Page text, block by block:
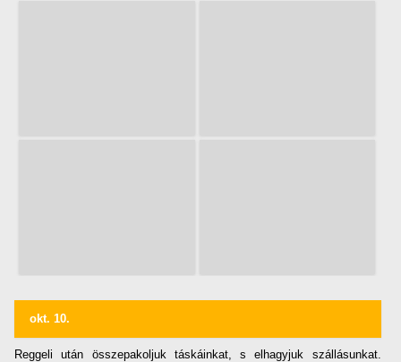
okt. 10.
Reggeli után összepakoljuk táskáinkat, s elhagyjuk szállásunkat.